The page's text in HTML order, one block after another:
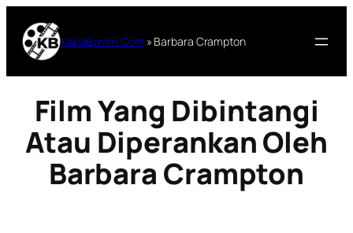
konten
KacaBuram.Com » Barbara Crampton
Film Yang Dibintangi
Atau Diperankan Oleh
Barbara Crampton